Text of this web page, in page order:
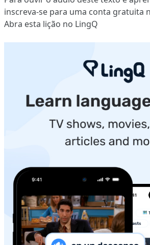
inscreva-se para uma conta gratuita
Abra esta lição no LingQ